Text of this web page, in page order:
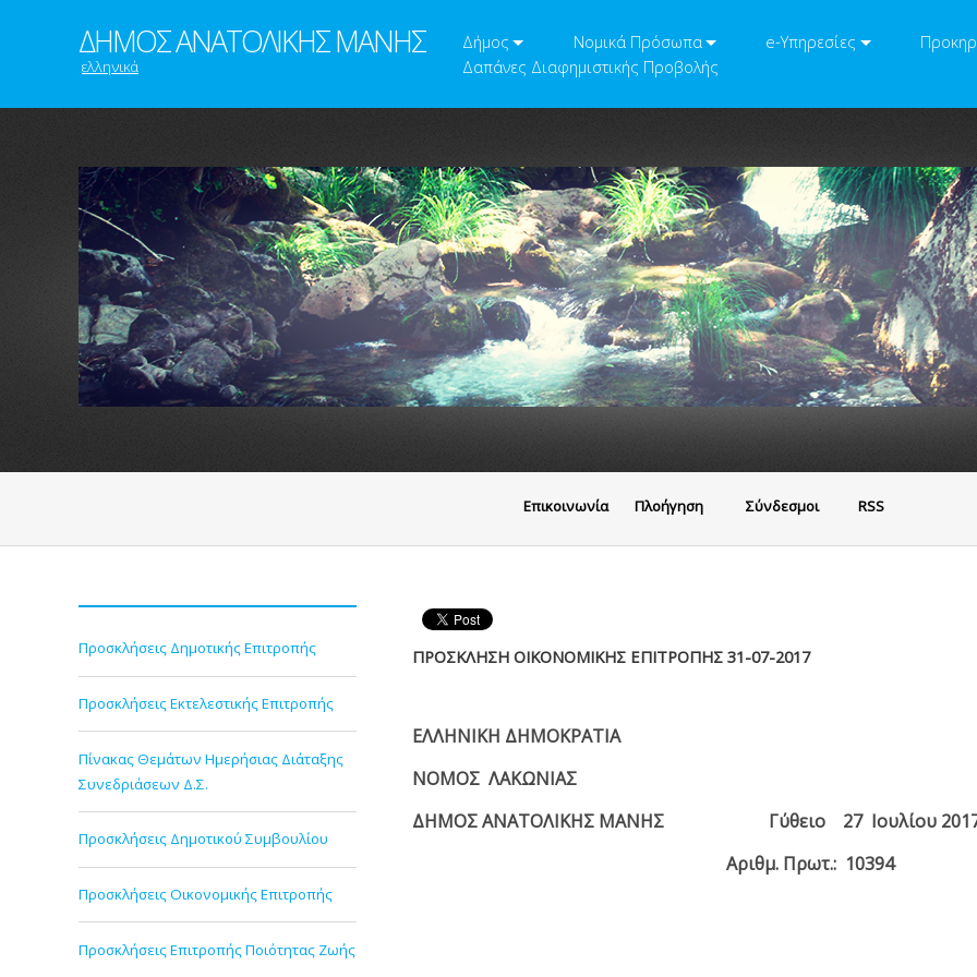
ΔΗΜΟΣ ΑΝΑΤΟΛΙΚΗΣ ΜΑΝΗΣ
ελληνικά
Δήμος Νομικά Πρόσωπα e-Υπηρεσίες
Δαπάνες Διαφημιστικής Προβολής
Eπικοινωνία Πλοήγηση Σύνδεσμοι RSS
Προσκλήσεις Δημοτικής Επιτροπής
Προσκλήσεις Εκτελεστικής Επιτροπής
Πίνακας Θεμάτων Ημερήσιας Διάταξης
Συνεδριάσεων Δ.Σ.
Προσκλήσεις Δημοτικού Συμβουλίου
Προσκλήσεις Οικονομικής Επιτροπής
Προσκλήσεις Επιτροπής Ποιότητας Ζωής
ΠΡΟΣΚΛΗΣΗ ΟΙΚΟΝΟΜΙΚΗΣ ΕΠΙΤΡΟΠΗΣ 31-07-2017
ΕΛΛΗΝΙΚΗ ΔΗΜΟΚΡΑΤΙΑ
ΝΟΜΟΣ ΛΑΚΩΝΙΑΣ
ΔΗΜΟΣ ΑΝΑΤΟΛΙΚΗΣ ΜΑΝΗΣ Γύθειο 27 Ιουλίου
Αριθμ. Πρωτ.: 10394